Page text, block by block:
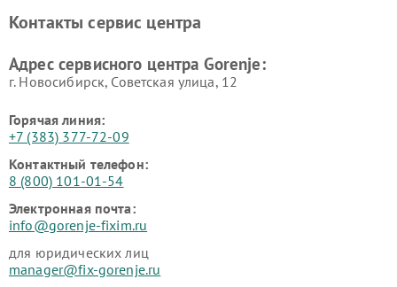
Контакты сервис центра
Адрес сервисного центра Gorenje:
г. Новосибирск, Советская улица, 12
Горячая линия:
+7 (383) 377-72-09
Контактный телефон:
8 (800) 101-01-54
Электронная почта:
info@gorenje-fixim.ru
для юридических лиц
manager@fix-gorenje.ru